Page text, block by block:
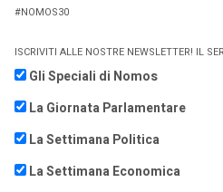
#NOMOS30
ISCRIVITI ALLE NOSTRE NEWSLETTER! IL
Gli Speciali di Nomos
La Giornata Parlamentare
La Settimana Politica
La Settimana Economica